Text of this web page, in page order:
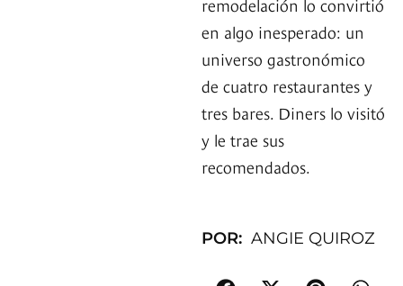
en algo inesperado: un
universo gastronómico
de cuatro restaurantes y
tres bares. Diners lo visitó
y le trae sus
recomendados.
POR: ANGIE QUIROZ